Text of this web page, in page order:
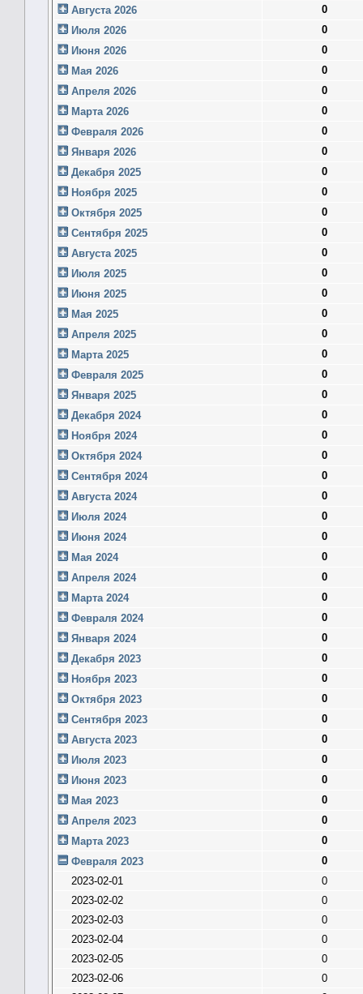
Августа 2026
0
Июля 2026
0
Июня 2026
0
Мая 2026
0
Апреля 2026
0
Марта 2026
0
Февраля 2026
0
Января 2026
0
Декабря 2025
0
Ноября 2025
0
Октября 2025
0
Сентября 2025
0
Августа 2025
0
Июля 2025
0
Июня 2025
0
Мая 2025
0
Апреля 2025
0
Марта 2025
0
Февраля 2025
0
Января 2025
0
Декабря 2024
0
Ноября 2024
0
Октября 2024
0
Сентября 2024
0
Августа 2024
0
Июля 2024
0
Июня 2024
0
Мая 2024
0
Апреля 2024
0
Марта 2024
0
Февраля 2024
0
Января 2024
0
Декабря 2023
0
Ноября 2023
0
Октября 2023
0
Сентября 2023
0
Августа 2023
0
Июля 2023
0
Июня 2023
0
Мая 2023
0
Апреля 2023
0
Марта 2023
0
Февраля 2023
0
2023-02-01
0
2023-02-02
0
2023-02-03
0
2023-02-04
0
2023-02-05
0
2023-02-06
0